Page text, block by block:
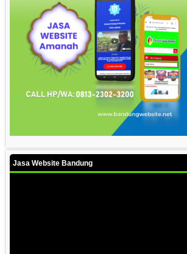
Jasa Website Bandung